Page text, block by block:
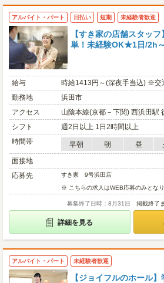
アルバイト・パート 日払い 短期 未経験者歓迎
【すき家の店舗スタッ
単！未経験OK★1日/2h
給与
時給1413円～(深夜手当込) ※交
勤務地
浜田市
アクセス
山陰本線(京都－下関) 西浜田駅
シフト
週2日以上 1日2時間以上
時間帯
早朝 朝 昼
面接地
応募先
すき家 9号浜田店
※ こちらの求人はWEB応募のみとな
募集終了日時：8月31日 掲載終了
詳細を見る
アルバイト・パート 未経験者歓迎
【ジョイフルのホール